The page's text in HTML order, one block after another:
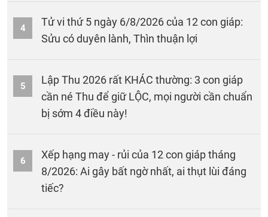
4
Tử vi thứ 5 ngày 6/8/2026 của 12 con giáp:
Sửu có duyên lành, Thìn thuận lợi
5
Lập Thu 2026 rất KHÁC thường: 3 con giáp
cần né Thu để giữ LỘC, mọi người cần chuẩn
bị sớm 4 điều này!
6
Xếp hạng may - rủi của 12 con giáp tháng
8/2026: Ai gây bất ngờ nhất, ai thụt lùi đáng
tiếc?